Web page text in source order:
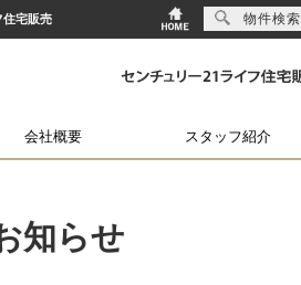
住宅販売
会社概要 スタッフ紹介
知らせ
物件検索